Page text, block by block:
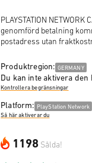
PLAYSTATION
genomförd betalning
postadress utan
Produktregion: GERMANY
Du kan inte aktivera
Kontrollera begränsningar
Platform: PlayStation Network
Så här aktiverar du
1198 Sålda!